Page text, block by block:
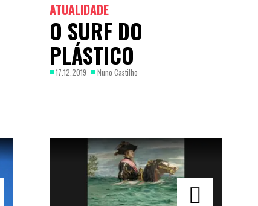
ATUALIDADE
O SURF DO
PLÁSTICO
17.12.2019 Nuno Castilho